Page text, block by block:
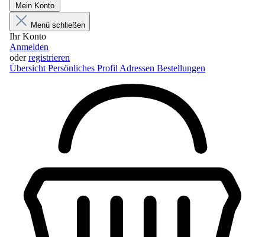
Mein Konto
Menü schließen
Ihr Konto
Anmelden
oderregistrieren
Übersicht Persönliches Profil Adressen Bestellungen